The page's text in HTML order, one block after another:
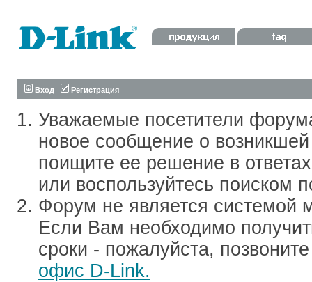
Вход Регистрация
Уважаемые посетители
новое сообщение о
поищите ее решение в
или воспользуйтесь поиском
Форум не является системой
Если Вам необходимо
сроки - пожалуйста,
офис D-Link.